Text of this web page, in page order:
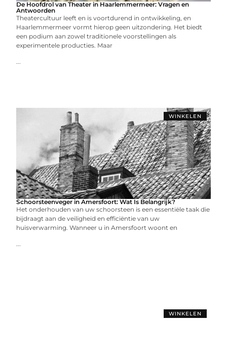
De Hoofdrol van Theater in Haarlemmermeer: Vragen en
Antwoorden
Theatercultuur leeft en is voortdurend in ontwikkeling, en
Haarlemmermeer vormt hierop geen uitzondering. Het biedt
een podium aan zowel traditionele voorstellingen als
experimentele producties. Maar
...
WINKELEN
Schoorsteenveger in Amersfoort: Wat Is Belangrijk?
Het onderhouden van uw schoorsteen is een essentiële taak die
bijdraagt aan de veiligheid en efficiëntie van uw
huisverwarming. Wanneer u in Amersfoort woont en
...
WINKELEN